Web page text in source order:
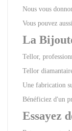
Nous vous
Vous pouvez
La
Tellor,
Tellor
Une fabrication
Bénéficiez d'un
Essayez